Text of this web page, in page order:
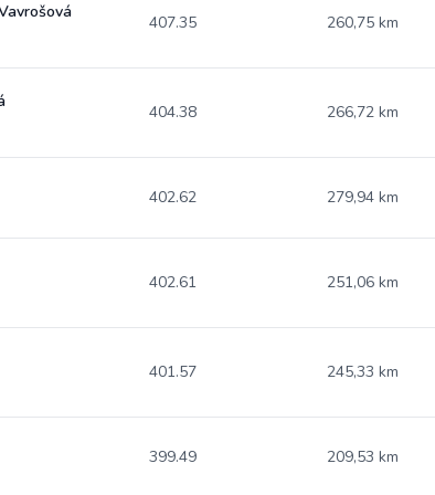
407.35 260,75 km
404.38 266,72 km
402.62 279,94 km
402.61 251,06 km
401.57 245,33 km
399.49 209,53 km